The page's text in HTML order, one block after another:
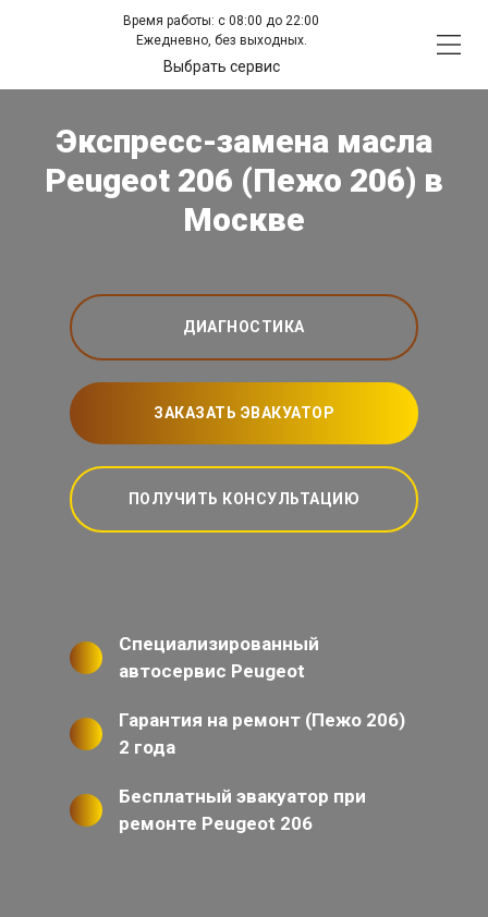
Время работы: с 08:00 до 22:00
Ежедневно, без выходных.
Выбрать сервис
Экспресс-замена масла
Peugeot 206 (Пежо 206) в
Москве
ДИАГНОСТИКА
ЗАКАЗАТЬ ЭВАКУАТОР
ПОЛУЧИТЬ КОНСУЛЬТАЦИЮ
Специализированный
автосервис Peugeot
Гарантия на ремонт (Пежо 206)
2 года
Бесплатный эвакуатор при
ремонте Peugeot 206